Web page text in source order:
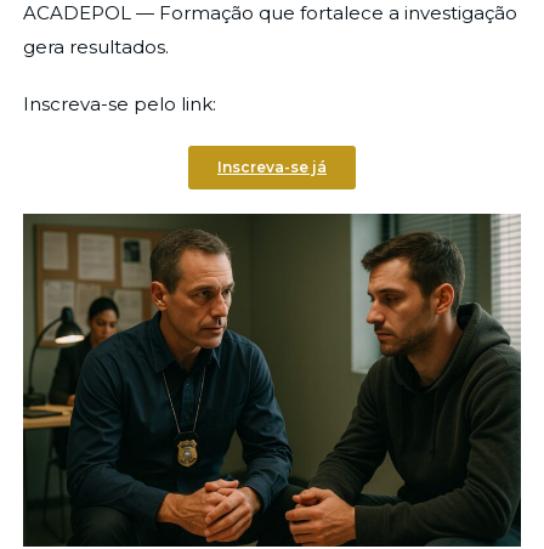
ACADEPOL — Formação que fortalece a investigação
gera resultados.
Inscreva-se pelo link:
Inscreva-se já